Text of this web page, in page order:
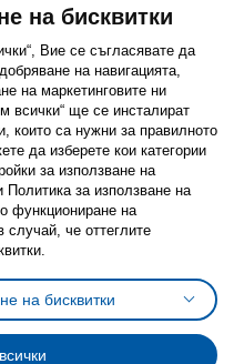
бисквитки (Cookies)
на бисквитки
политика за личните данни
данни на ikea.bg
IKEA Family
на бисквитки
Вие се съгласявате да
на навигацията,
на маркетинговите ни
всички“ ще се инсталират
които са нужни за правилното
да изберете кои категории
за използване на
за използване на
функциониране на
случай, че оттеглите
на бисквитки